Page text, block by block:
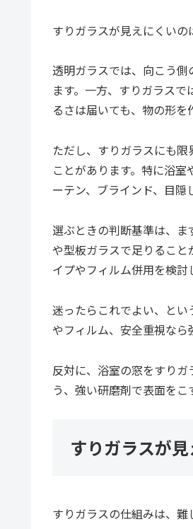
すりガラスが見えにくいの
透明ガラスでは、向こう
ます。一方、すりガラス
るさは届いても、物の形を
ただし、すりガラスにも
ことがあります。特に浴
ーテン、ブラインド、目隠
選ぶときの判断基準は、
や型板ガラスで足りるこ
イプやフィルム併用を検討
迷ったらこれでよい、と
やフィルム、安全重視なら
反対に、浴室の窓をすり
う、強い研磨剤で表面をこ
すりガラスが
すりガラスの仕組みは、難